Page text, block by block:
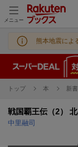
メニュー
熊本地震によ
トップ 本 新書
戦国覇王伝（2）
中里融司